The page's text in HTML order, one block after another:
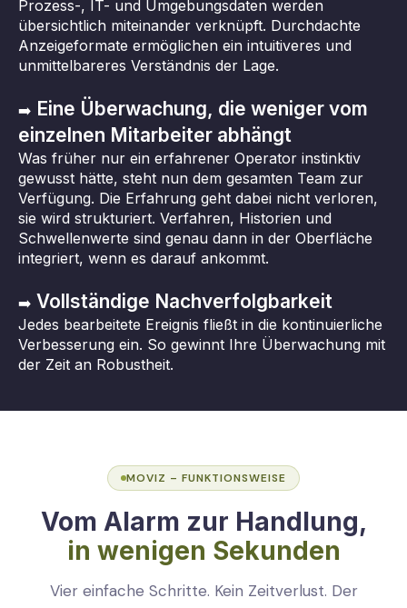
Prozess-, IT- und Umgebungsdaten werden
übersichtlich miteinander verknüpft. Durchdachte
Anzeigeformate ermöglichen ein intuitiveres und
unmittelbareres Verständnis der Lage.
➡️ Eine Überwachung, die weniger vom
einzelnen Mitarbeiter abhängt
Was früher nur ein erfahrener Operator instinktiv
gewusst hätte, steht nun dem gesamten Team zur
Verfügung. Die Erfahrung geht dabei nicht verloren,
sie wird strukturiert. Verfahren, Historien und
Schwellenwerte sind genau dann in der Oberfläche
integriert, wenn es darauf ankommt.
➡️ Vollständige Nachverfolgbarkeit
Jedes bearbeitete Ereignis fließt in die kontinuierliche
Verbesserung ein. So gewinnt Ihre Überwachung mit
der Zeit an Robustheit.
MOVIZ – FUNKTIONSWEISE
Vom Alarm zur Handlung,
in wenigen Sekunden
Vier einfache Schritte. Kein Zeitverlust. Der